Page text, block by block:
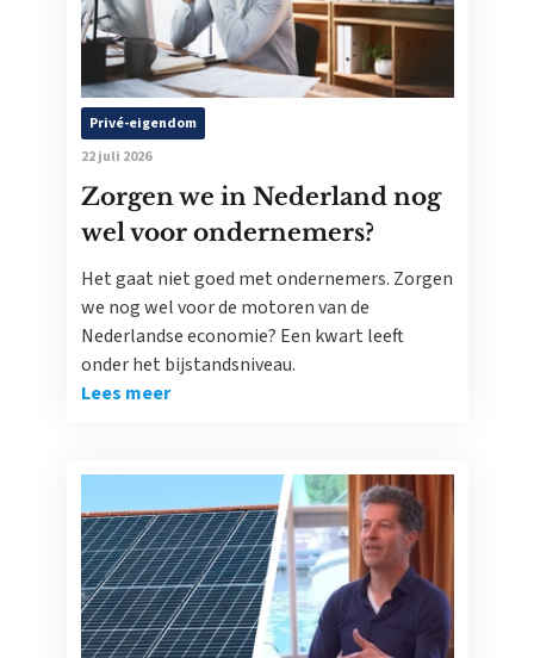
Privé-eigendom
22 juli 2026
Zorgen we in Nederland nog
wel voor ondernemers?
Het gaat niet goed met ondernemers. Zorgen
we nog wel voor de motoren van de
Nederlandse economie? Een kwart leeft
onder het bijstandsniveau.
Lees meer